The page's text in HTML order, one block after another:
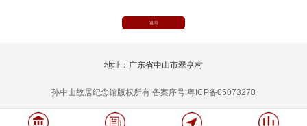
返回
地址：广东省中山市翠亨村
孙中山故居纪念馆版权所有 备案序号:粤ICP备05073270